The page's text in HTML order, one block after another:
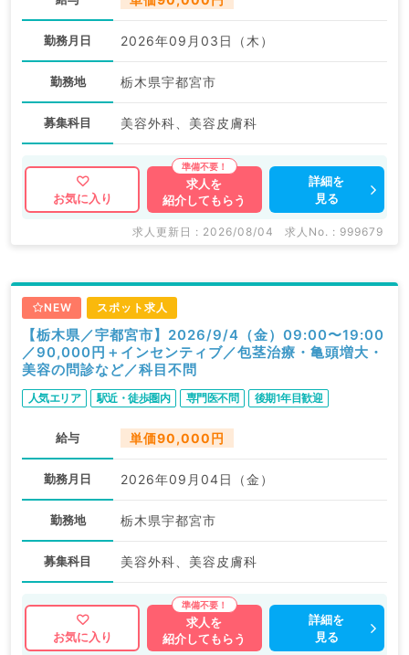
勤務月日 2026年09月03日（木）
勤務地 栃木県宇都宮市
募集科目 美容外科、美容皮膚科
お気に入り
求人を
紹介してもらう
詳細を
見る
求人更新日 : 2026/08/04 求人No. : 999679
NEW スポット求人
【栃木県／宇都宮市】2026/9/4（金）09:00〜19:00
／90,000円＋インセンティブ／包茎治療・亀頭増大・
美容の問診など／科目不問
人気エリア 駅近・徒歩圏内 専門医不問 後期1年目歓迎
給与 単価90,000円
勤務月日 2026年09月04日（金）
勤務地 栃木県宇都宮市
募集科目 美容外科、美容皮膚科
お気に入り
求人を
紹介してもらう
詳細を
見る